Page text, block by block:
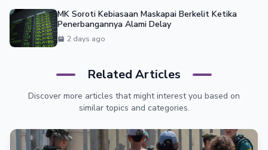
MK Soroti Kebiasaan Maskapai Berkelit Ketika
Penerbangannya Alami Delay
2 days ago
Related Articles
Discover more articles that might interest you based on
similar topics and categories.